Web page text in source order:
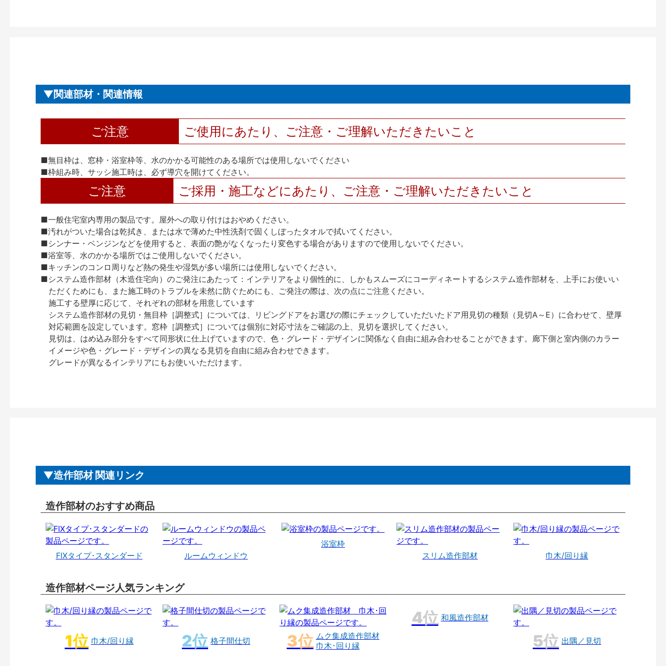
関連部材・関連情報
ご注意 ご使用にあたり、ご注意・ご理解いただきたいこと
■無目枠は、窓枠・浴室枠等、水のかかる可能性のある場所では使用しないでください
■枠組み時、サッシ施工時は、必ず導穴を開けてください。
ご注意 ご採用・施工などにあたり、ご注意・ご理解いただきたいこと
■一般住宅室内専用の製品です。屋外への取り付けはおやめください。
■汚れがついた場合は乾拭き、または水で薄めた中性洗剤で固くしぼったタオルで拭いてください。
■シンナー・ベンジンなどを使用すると、表面の艶がなくなったり変色する場合がありますので使用しないでください。
■浴室等、水のかかる場所ではご使用しないでください。
■キッチンのコンロ周りなど熱の発生や湿気が多い場所には使用しないでください。
■システム造作部材（木造住宅向）のご発注にあたって：インテリアをより個性的に、しかもスムーズにコーディネートするシステム造作部材を、上手にお使いい
ただくためにも、また施工時のトラブルを未然に防ぐためにも、ご発注の際は、次の点にご注意ください。
施工する壁厚に応じて、それぞれの部材を用意しています
システム造作部材の見切・無目枠［調整式］については、リビングドアをお選びの際にチェックしていただいたドア用見切の種類（見切A～E）に合わせて、壁厚
対応範囲を設定しています。窓枠［調整式］については個別に対応寸法をご確認の上、見切を選択してください。
見切は、はめ込み部分をすべて同形状に仕上げていますので、色・グレード・デザインに関係なく自由に組み合わせることができます。廊下側と室内側のカラー
イメージや色・グレード・デザインの異なる見切を自由に組み合わせできます。
グレードが異なるインテリアにもお使いいただけます。
造作部材 関連リンク
造作部材のおすすめ商品
FIXタイプ･スタンダード ルームウィンドウ
浴室枠
スリム造作部材
巾木/回り縁
造作部材ページ人気ランキング
巾木/回り縁 格子間仕切
ムク集成造作部材
巾木･回り縁
和風造作部材
出隅／見切